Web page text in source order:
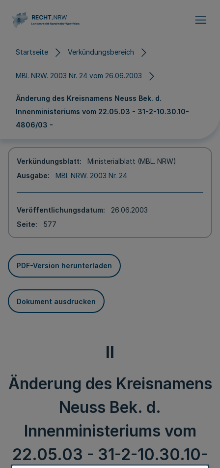
Startseite Verkündungsbereich
MBl. NRW. 2003 Nr. 24 vom 26.06.2003
Änderung des Kreisnamens Neuss Bek. d.
Innenministeriums vom 22.05.03 - 31-2-10.30.10-
4806/03 -
Verkündungsblatt
Ministerialblatt (MBL. NRW)
Ausgabe
MBl. NRW. 2003 Nr. 24
Veröffentlichungsdatum
26.06.2003
Seite
577
PDF-Version herunterladen
Dokument ausdrucken
II
Änderung des Kreisnamens
Neuss Bek. d.
Innenministeriums vom
22.05.03 - 31-2-10.30.10-